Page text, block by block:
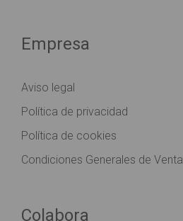
Empresa
Aviso legal
Política de privacidad
Política de cookies
Condiciones Generales de Venta
Colabora